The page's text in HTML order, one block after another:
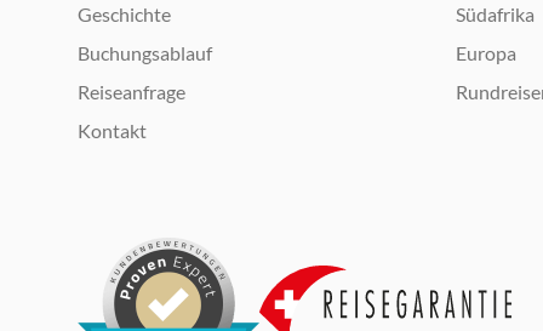
Geschichte
Buchungsablauf
Reiseanfrage
Kontakt
Südafrika
Europa